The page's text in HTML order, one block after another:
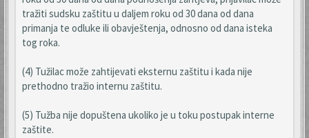
tražiti sudsku zaštitu u daljem roku od 30 dana od dana
primanja te odluke ili obavještenja, odnosno od dana isteka
tog roka.
(4) Tužilac može zahtijevati eksternu zaštitu i kada nije
prethodno tražio internu zaštitu.
(5) Tužba nije dopuštena ukoliko je u toku postupak interne
zaštite.